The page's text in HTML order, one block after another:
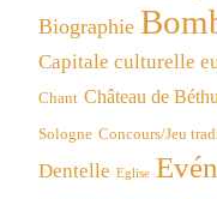
Biographie
Capitale culturelle
Chant Château de
Sologne Concours/Jeu
Dentelle Eglise